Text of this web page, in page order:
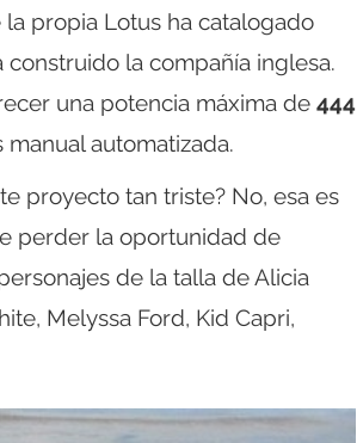
propia Lotus ha catalogado
la compañía inglesa.
una potencia máxima de 444
automatizada.
proyecto tan triste? No, esa es
perder la oportunidad de
de la talla de Alicia
Melyssa Ford, Kid Capri,